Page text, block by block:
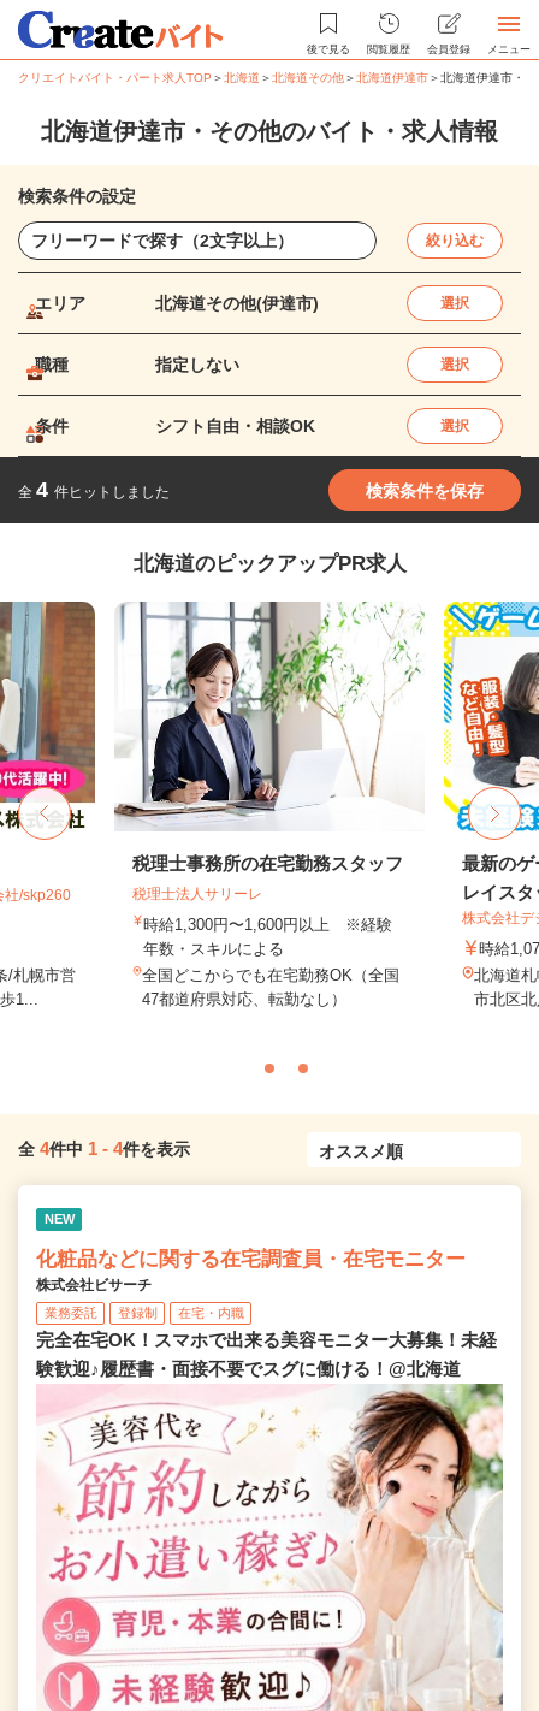
後で見る 閲覧履歴 会員登録 メニュー
クリエイトバイト・パート求人TOP ＞北海道 ＞北海道その他＞北海道伊達市＞北海道伊達市・
北海道伊達市・その他のバイト・求人情報
検索条件の設定
絞り込む
エリア 北海道その他(伊達市) 選択
職種 指定しない 選択
条件 シフト自由・相談OK 選択
全 4 件ヒットしました 検索条件を保存
北海道のピックアップPR求人
社/skp260
/札幌市営
1...
税理士事務所の在宅勤務スタッフ
税理士法人サリーレ
時給1,300円〜1,600円以上 ※経験
年数・スキルによる
全国どこからでも在宅勤務OK（全国
47都道府県対応、転勤なし）
最新のゲ
レイスタ
株式会社
時給
北海道
市北区
全 4件中 1 - 4件を表示
NEW
化粧品などに関する在宅調査員・在宅モニター
株式会社ビサーチ
業務委託 登録制 在宅・内職
完全在宅OK！スマホで出来る美容モニター大募集！未経
験歓迎♪履歴書・面接不要でスグに働ける！@北海道